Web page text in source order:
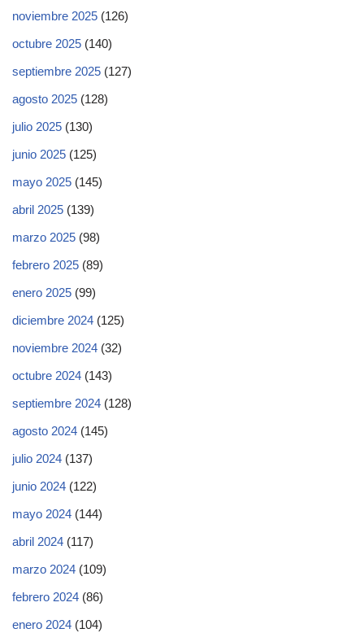
noviembre 2025 (126)
octubre 2025 (140)
septiembre 2025 (127)
agosto 2025 (128)
julio 2025 (130)
junio 2025 (125)
mayo 2025 (145)
abril 2025 (139)
marzo 2025 (98)
febrero 2025 (89)
enero 2025 (99)
diciembre 2024 (125)
noviembre 2024 (32)
octubre 2024 (143)
septiembre 2024 (128)
agosto 2024 (145)
julio 2024 (137)
junio 2024 (122)
mayo 2024 (144)
abril 2024 (117)
marzo 2024 (109)
febrero 2024 (86)
enero 2024 (104)